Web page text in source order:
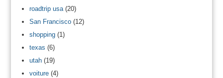
roadtrip usa(20)
San Francisco(12)
shopping(1)
texas (6)
utah(19)
voiture(4)